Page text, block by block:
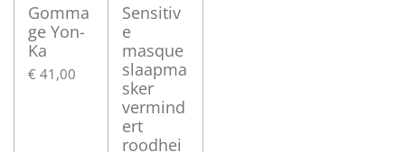
Gomma
ge Yon-
Ka
€ 41,00
Sensitiv
e
masque
slaapma
sker
vermind
ert
roodhei